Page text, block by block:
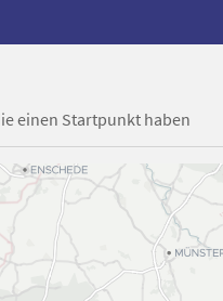
einen Startpunkt haben